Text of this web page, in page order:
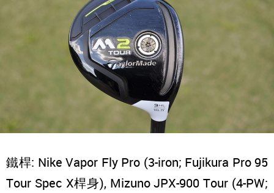
鐵桿: Nike Vapor Fly Pro (3-iron; Fujikura Pro 95
Tour Spec X桿身), Mizuno JPX-900 Tour (4-PW;